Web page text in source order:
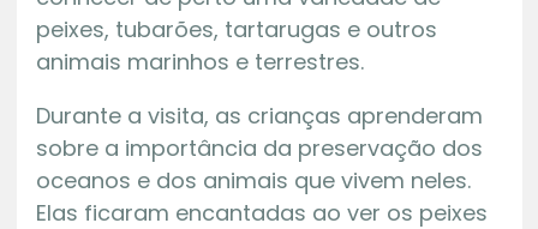
peixes, tubarões, tartarugas e outros
animais marinhos e terrestres.
Durante a visita, as crianças aprenderam
sobre a importância da preservação dos
oceanos e dos animais que vivem neles.
Elas ficaram encantadas ao ver os peixes